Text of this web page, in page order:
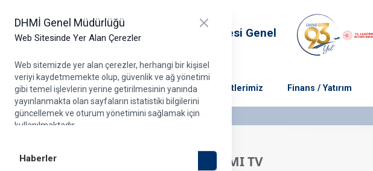
DHMİ Genel Müdürlüğü
Web Sitesinde Yer Alan Çerezler
Close panel
Web sitemizde yer alan çerezler, herhangi bir kişisel
veriyi kaydetmemekte olup, güvenlik ve ağ yönetimi
gibi temel işlevlerin yerine getirilmesinin yanında
yayınlanmakta olan sayfaların istatistiki bilgilerini
güncellemek ve oturum yönetimini sağlamak için
kullanılmaktadır.
Zorunlu olmayan çerezleri kabul et
T.C. Ulaştırma ve Altyapı Bakanlığı
Devlet Hava Meydanları İşletmesi Genel
DHMİ Hakkında Projelerimiz Ana Faaliyetlerimiz Finans / Yatırım
Haberler DHMI TV